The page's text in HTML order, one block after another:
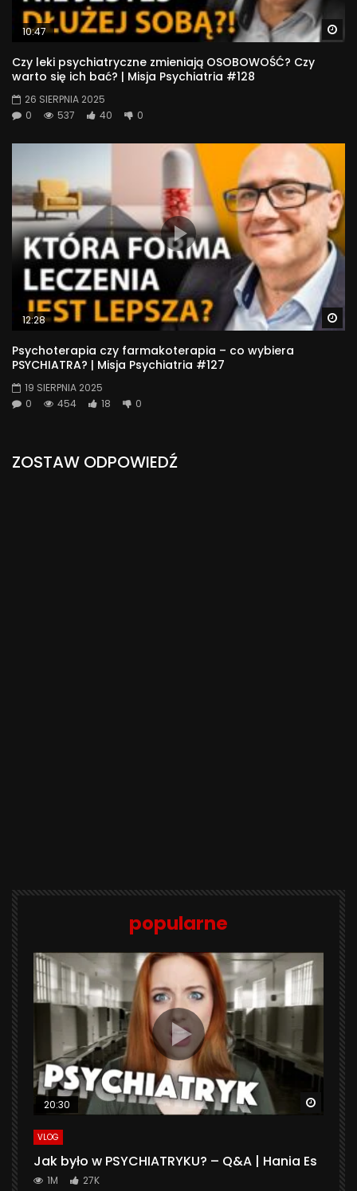
10:47
Czy leki psychiatryczne zmieniają OSOBOWOŚĆ? Czy
warto się ich bać? | Misja Psychiatria #128
26 SIERPNIA 2025
0
537 40 0
12:28
Psychoterapia czy farmakoterapia – co wybiera
PSYCHIATRA? | Misja Psychiatria #127
19 SIERPNIA 2025
0
454 18 0
ZOSTAW ODPOWIEDŹ
popularne
20:30
VLOG
Jak było w PSYCHIATRYKU? – Q&A | Hania Es
1M 27K